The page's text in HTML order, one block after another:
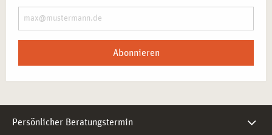
Abonnieren
Persönlicher Beratungstermin